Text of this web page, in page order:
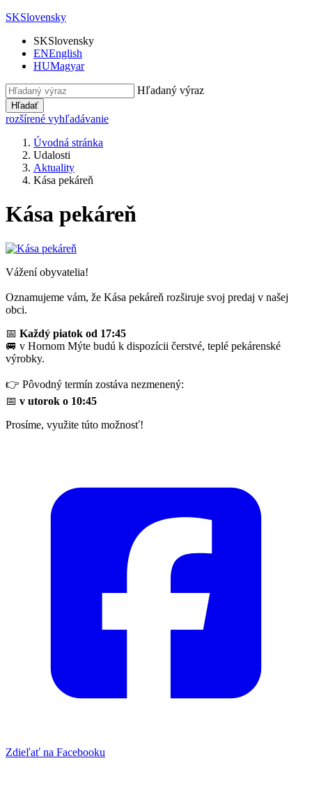
SKSlovensky
SKSlovensky
ENEnglish
HUMagyar
Hľadaný výraz
Hľadať
rozšírené vyhľadávanie
Úvodná stránka
Udalosti
Aktuality
Kása pekáreň
Kása pekáreň
Vážení obyvatelia!
Oznamujeme vám, že Kása pekáreň rozširuje svoj predaj v našej
obci.
📅 Každý piatok od 17:45
🚐 v Hornom Mýte budú k dispozícii čerstvé, teplé pekárenské
výrobky.
👉 Pôvodný termín zostáva nezmenený:
📅 v utorok o 10:45
Prosíme, využite túto možnosť!
Zdieľať na Facebooku